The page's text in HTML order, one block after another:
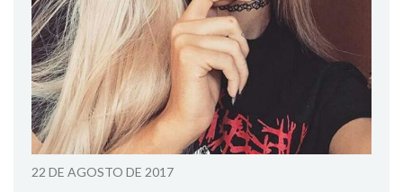
22 DE AGOSTO DE 2017